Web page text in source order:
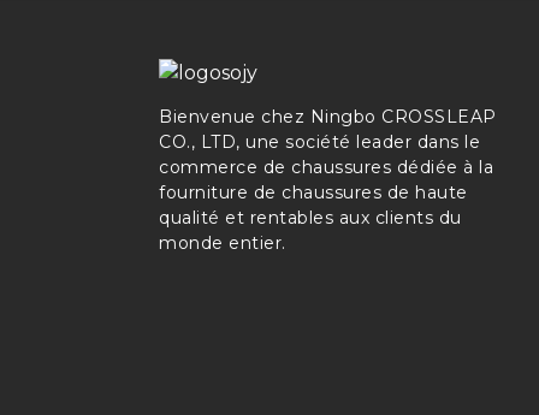
Bienvenue chez Ningbo CROSSLEAP
CO., LTD, une société leader dans le
commerce de chaussures dédiée à la
fourniture de chaussures de haute
qualité et rentables aux clients du
monde entier.